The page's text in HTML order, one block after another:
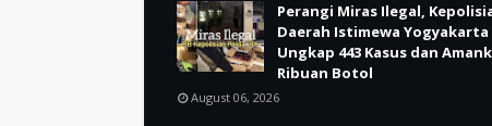
Perangi Miras Ilegal,
Daerah Istimewa Yogyakarta
Ungkap 443 Kasus dan
Ribuan Botol
August 06, 2026